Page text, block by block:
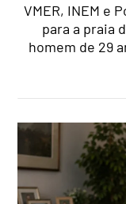
VMER, INEM e
para a praia
homem de 29